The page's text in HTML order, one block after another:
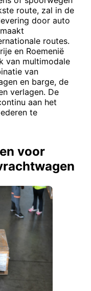
route, zal in de
door auto
routes.
en Roemenië
van multimodale
van
en barge, de
verlagen. De
aan het
te
voor